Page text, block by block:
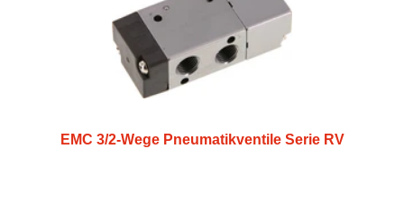
EMC 3/2-Wege Pneumatikventile Serie RV